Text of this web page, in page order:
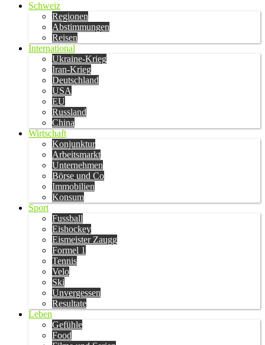
Schweiz
Regionen
Abstimmungen
Reisen
International
Ukraine-Krieg
Iran-Krieg
Deutschland
USA
EU
Russland
China
Wirtschaft
Konjunktur
Arbeitsmarkt
Unternehmen
Börse und Co
Immobilien
Konsum
Sport
Fussball
Eishockey
Eismeister Zaugg
Formel 1
Tennis
Velo
Ski
Unvergessen
Resultate
Leben
Gefühle
Food